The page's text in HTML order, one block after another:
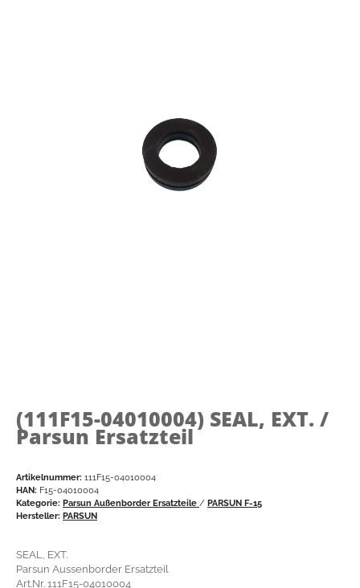
(111F15-04010004) SEAL, EXT. /
Parsun Ersatzteil
Artikelnummer: 111F15-04010004
HAN: F15-04010004
Kategorie: Parsun Außenborder Ersatzteile / PARSUN F-15
Hersteller: PARSUN
SEAL, EXT.
Parsun Aussenborder Ersatzteil
Art.Nr. 111F15-04010004